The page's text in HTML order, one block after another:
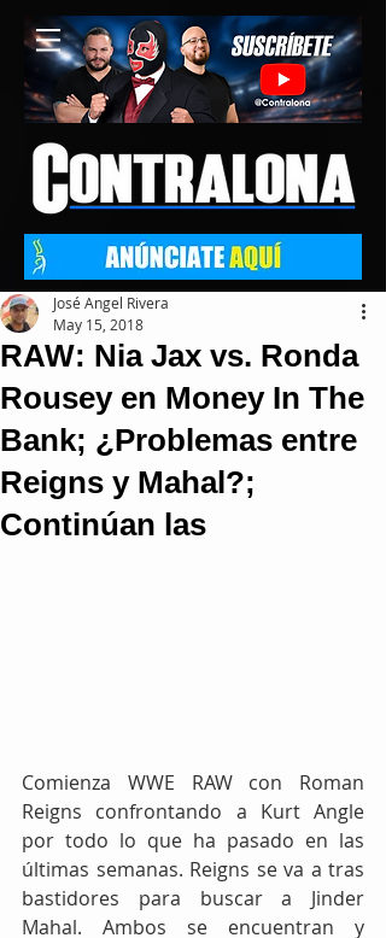
RAW: Nia Jax vs. Ronda
Rousey en Money In The
Bank; ¿Problemas entre
Reigns y Mahal?;
Continúan las
José Angel Rivera
May 15, 2018
Comienza WWE RAW con Roman
Reigns confrontando a Kurt Angle
por todo lo que ha pasado en las
últimas semanas. Reigns se va a tras
bastidores para buscar a Jinder
Mahal. Ambos se encuentran y